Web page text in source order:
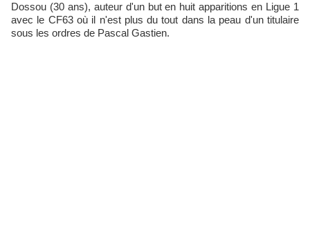
Dossou (30 ans), auteur d'un but en huit apparitions en Ligue 1
avec le CF63 où il n'est plus du tout dans la peau d'un titulaire
sous les ordres de Pascal Gastien.